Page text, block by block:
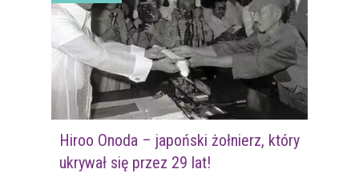
Hiroo Onoda – japoński żołnierz, który
ukrywał się przez 29 lat!